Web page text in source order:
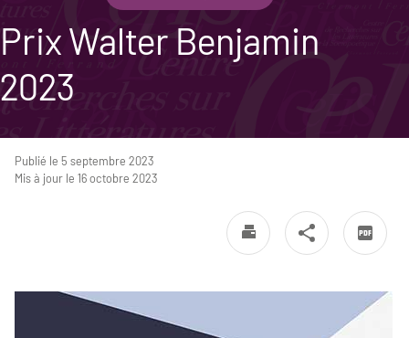
Prix Walter Benjamin
2023
Publié le 5 septembre 2023
Mis à jour le 16 octobre 2023